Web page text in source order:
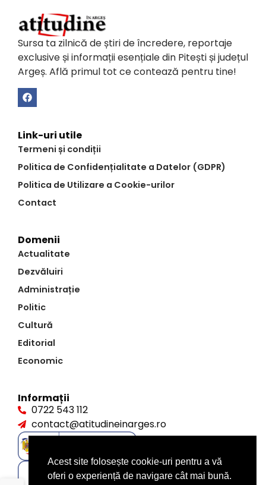
Sursa ta zilnică de știri de încredere, reportaje
exclusive și informații esențiale din Pitești și județul
Argeș. Află primul tot ce contează pentru tine!
Link-uri utile
Termeni și condiții
Politica de Confidențialitate a Datelor (GDPR)
Politica de Utilizare a Cookie-urilor
Contact
Domenii
Actualitate
Dezvăluiri
Administrație
Politic
Cultură
Editorial
Economic
Informații
0722 543 112
contact@atitudineinarges.ro
Acest site folosește cookie-uri pentru a vă
oferi o experiență de navigare cât mai bună.